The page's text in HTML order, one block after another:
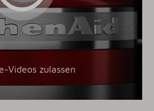
Videos zulassen